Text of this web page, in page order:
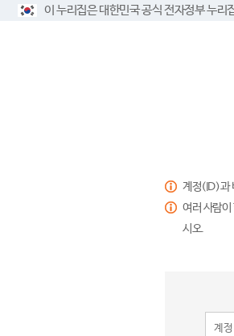
이 누리집은 대한민국 공식 전자정부 누리
계정(ID)과
여러 사람
시오.